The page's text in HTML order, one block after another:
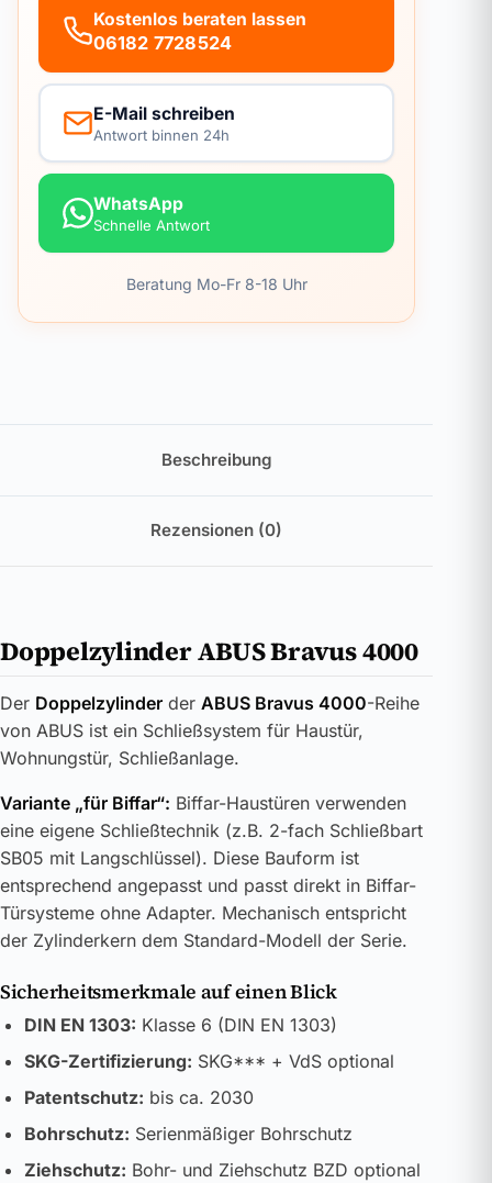
Kostenlos beraten lassen
06182 7728524
E-Mail schreiben
Antwort binnen 24h
WhatsApp
Schnelle Antwort
Beratung Mo-Fr 8-18 Uhr
Beschreibung
Rezensionen (0)
Doppelzylinder ABUS Bravus 4000
Der Doppelzylinder der ABUS Bravus 4000-Reihe
von ABUS ist ein Schließsystem für Haustür,
Wohnungstür, Schließanlage.
Variante „für Biffar“: Biffar-Haustüren verwenden
eine eigene Schließtechnik (z.B. 2-fach Schließbart
SB05 mit Langschlüssel). Diese Bauform ist
entsprechend angepasst und passt direkt in Biffar-
Türsysteme ohne Adapter. Mechanisch entspricht
der Zylinderkern dem Standard-Modell der Serie.
Sicherheitsmerkmale auf einen Blick
DIN EN 1303: Klasse 6 (DIN EN 1303)
SKG-Zertifizierung: SKG*** + VdS optional
Patentschutz: bis ca. 2030
Bohrschutz: Serienmäßiger Bohrschutz
Ziehschutz: Bohr- und Ziehschutz BZD optional